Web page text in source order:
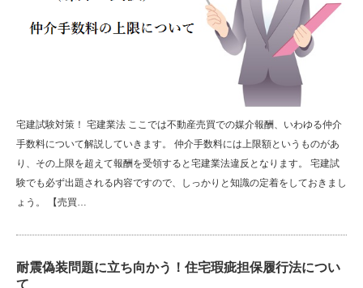
宅建試験対策！ 宅建業法 ここでは不動産売買での媒介報酬、いわゆる仲介
手数料について解説していきます。 仲介手数料には上限額というものがあ
り、その上限を超えて報酬を受領すると宅建業法違反となります。 宅建試
験でも必ず出題される内容ですので、しっかりと知識の定着をしておきまし
ょう。 【売買…
耐震偽装問題に立ち向かう！住宅瑕疵担保履行法につい
て